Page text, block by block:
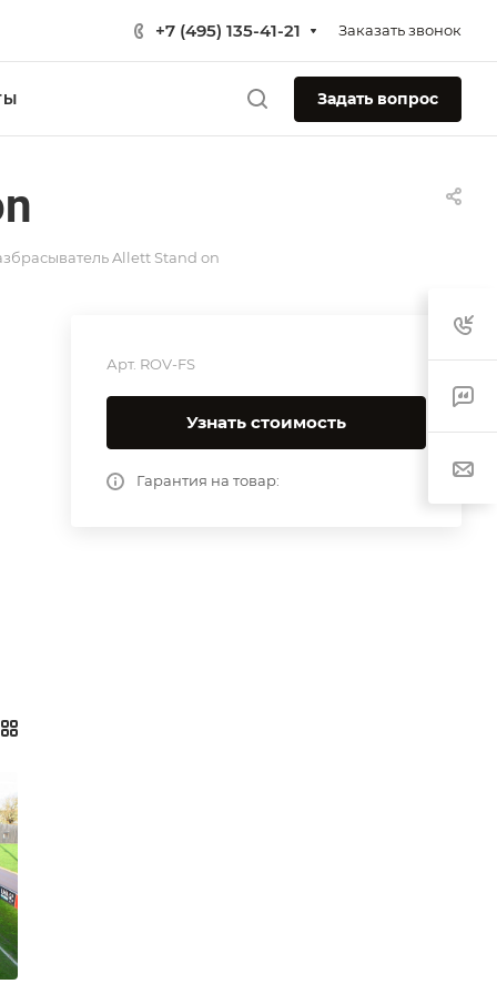
+7 (495) 135-41-21 Заказать звонок
Задать вопрос
Allett Stand on
Арт. ROV-FS
Узнать стоимость
Гарантия на товар: